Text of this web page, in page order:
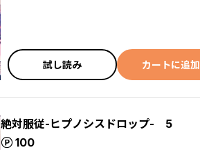
試し読み カートに追加
絶対服従-ヒプノシスドロップ- 5
100